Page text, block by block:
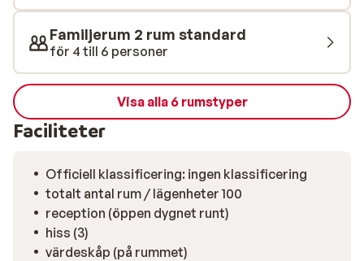
mysiga restauranger och kaféer.
Familjerum 2 rum standard
för 4 till 6 personer
Visa alla 6 rumstyper
Faciliteter
Officiell klassificering: ingen klassificering
totalt antal rum / lägenheter 100
reception (öppen dygnet runt)
hiss (3)
värdeskåp (på rummet)